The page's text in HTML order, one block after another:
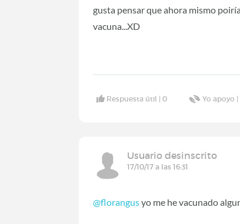
gusta pensar que ahora mismo
vacuna...XD
Respuesta útil |0 Yo apoyo |
Usuario desinscrito
17/10/17 a las 16:31
@florangusyo me he vacunado